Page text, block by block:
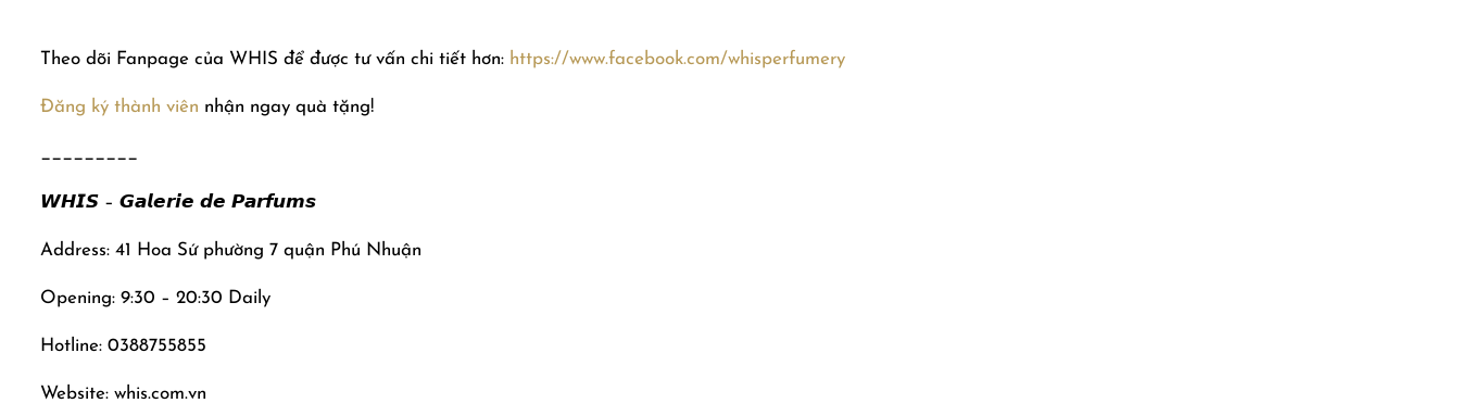
Theo dõi Fanpage của WHIS để được tư vấn chi tiết hơn: https://www.facebook.com/whisperfumery
Đăng ký thành viên nhận ngay quà tặng!
_________
𝙒𝙃𝙄𝙎 – 𝙂𝙖𝙡𝙚𝙧𝙞𝙚 𝙙𝙚 𝙋𝙖𝙧𝙛𝙪𝙢𝙨
Address: 41 Hoa Sứ phường 7 quận Phú Nhuận
Opening: 9:30 – 20:30 Daily
Hotline: 0388755855
Website: whis.com.vn